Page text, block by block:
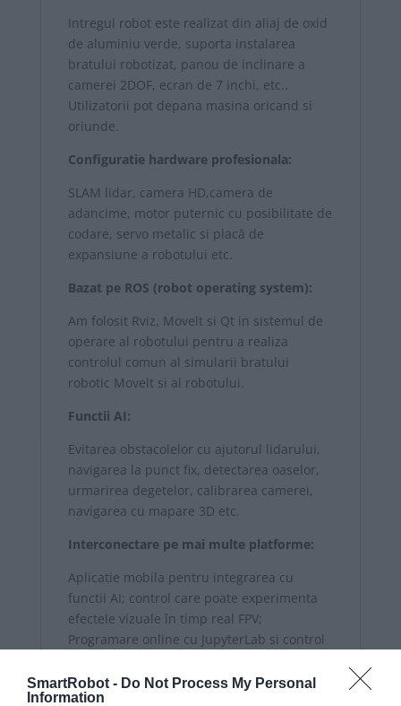
SmartRobot - Do Not Process My Personal
Information
Intregul robot este realizat din aliaj de oxid
de aluminiu verde, suporta instalarea
bratului robotizat, panou de inclinare a
camerei 2DOF, ecran de 7 inchi, etc..
Utilizatorii pot depana masina oricand si
oriunde.
Configuratie hardware profesionala:
SLAM lidar, camera HD,camera de
adancime, motor puternic cu posibilitate de
codare, servo metalic si placă de
expansiune a robotului etc.
Bazat pe ROS (robot operating system):
Am folosit Rviz, Movelt si Qt in sistemul de
operare al robotului pentru a realiza
controlul comun al simularii bratului
robotic Movelt si al robotului.
Functii AI:
Evitarea obstacolelor cu ajutorul lidarului,
navigarea la punct fix, detectarea oaselor,
urmarirea degetelor, calibrarea camerei,
navigarea cu mapare 3D etc.
Interconectare pe mai multe platforme:
Aplicatie mobila pentru integrarea cu
functii AI; control care poate experimenta
efectele vizuale în timp real FPV;
Programare online cu JupyterLab si control
Cursuri detaliate cu predare video: